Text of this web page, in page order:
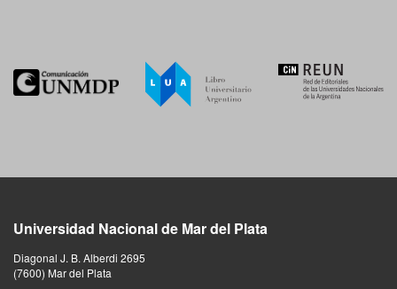
Universidad Nacional de Mar del Plata
Diagonal J. B. Alberdi 2695
(7600) Mar del Plata